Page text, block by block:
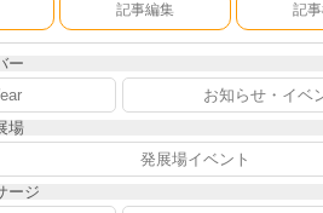
記事編集 記
ー
お知らせ・イベ
場
発展場イベント
ージ